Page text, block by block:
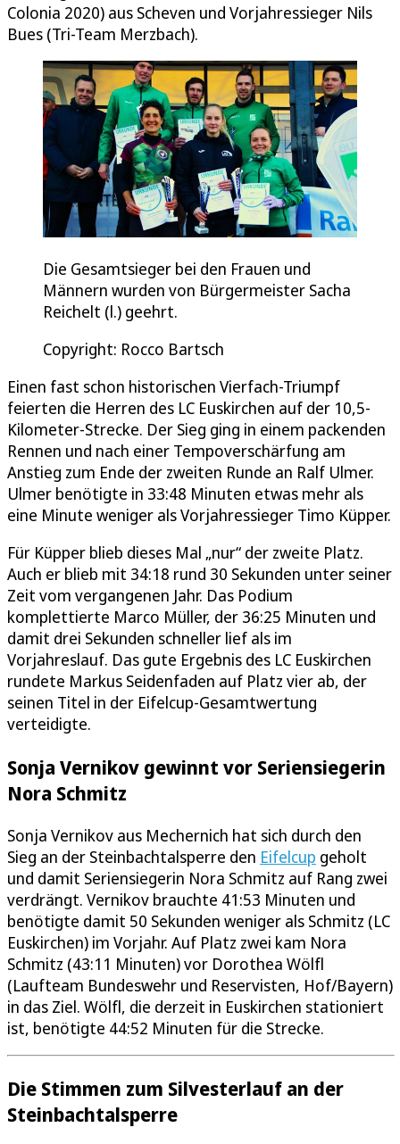
Colonia 2020) aus Scheven und Vorjahressieger Nils
Bues (Tri-Team Merzbach).
Die Gesamtsieger bei den Frauen und
Männern wurden von Bürgermeister Sacha
Reichelt (l.) geehrt.
Copyright: Rocco Bartsch
Einen fast schon historischen Vierfach-Triumpf
feierten die Herren des LC Euskirchen auf der 10,5-
Kilometer-Strecke. Der Sieg ging in einem packenden
Rennen und nach einer Tempoverschärfung am
Anstieg zum Ende der zweiten Runde an Ralf Ulmer.
Ulmer benötigte in 33:48 Minuten etwas mehr als
eine Minute weniger als Vorjahressieger Timo Küpper.
Für Küpper blieb dieses Mal „nur“ der zweite Platz.
Auch er blieb mit 34:18 rund 30 Sekunden unter seiner
Zeit vom vergangenen Jahr. Das Podium
komplettierte Marco Müller, der 36:25 Minuten und
damit drei Sekunden schneller lief als im
Vorjahreslauf. Das gute Ergebnis des LC Euskirchen
rundete Markus Seidenfaden auf Platz vier ab, der
seinen Titel in der Eifelcup-Gesamtwertung
verteidigte.
Sonja Vernikov gewinnt vor Seriensiegerin
Nora Schmitz
Sonja Vernikov aus Mechernich hat sich durch den
Sieg an der Steinbachtalsperre den Eifelcup geholt
und damit Seriensiegerin Nora Schmitz auf Rang zwei
verdrängt. Vernikov brauchte 41:53 Minuten und
benötigte damit 50 Sekunden weniger als Schmitz (LC
Euskirchen) im Vorjahr. Auf Platz zwei kam Nora
Schmitz (43:11 Minuten) vor Dorothea Wölfl
(Laufteam Bundeswehr und Reservisten, Hof/Bayern)
in das Ziel. Wölfl, die derzeit in Euskirchen stationiert
ist, benötigte 44:52 Minuten für die Strecke.
Die Stimmen zum Silvesterlauf an der
Steinbachtalsperre